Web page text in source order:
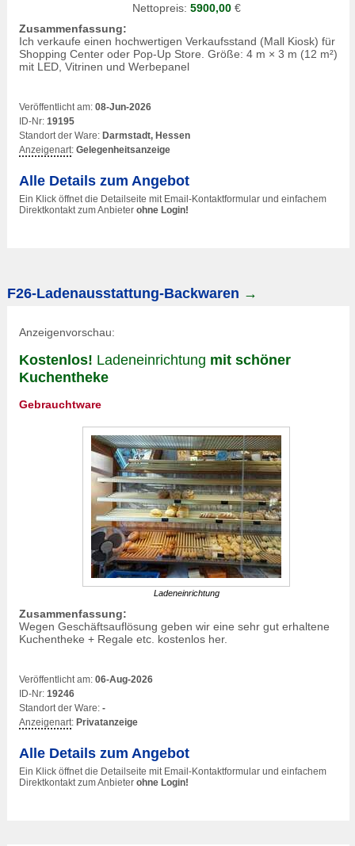
Nettopreis: 5900,00€
Zusammenfassung:
Ich verkaufe einen hochwertigen Verkaufsstand (Mall Kiosk) für
Shopping Center oder Pop-Up Store. Größe: 4 m × 3 m (12 m²)
mit LED, Vitrinen und Werbepanel
Veröffentlicht am: 08-Jun-2026
ID-Nr: 19195
Standort der Ware: Darmstadt, Hessen
Anzeigenart: Gelegenheitsanzeige
Alle Details zum Angebot
Ein Klick öffnet die Detailseite mit Email-Kontaktformular und einfachem
Direktkontakt zum Anbieter ohne Login!
F26-Ladenausstattung-Backwaren →
Anzeigenvorschau:
Kostenlos! Ladeneinrichtung mit schöner
Kuchentheke
Gebrauchtware
Ladeneinrichtung
Zusammenfassung:
Wegen Geschäftsauflösung geben wir eine sehr gut erhaltene
Kuchentheke + Regale etc. kostenlos her.
Veröffentlicht am: 06-Aug-2026
ID-Nr: 19246
Standort der Ware: -
Anzeigenart: Privatanzeige
Alle Details zum Angebot
Ein Klick öffnet die Detailseite mit Email-Kontaktformular und einfachem
Direktkontakt zum Anbieter ohne Login!